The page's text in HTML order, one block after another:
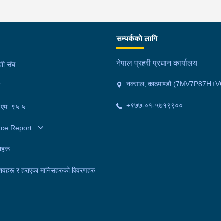
संघ
९५.५
Report
र हराएका मानिसहरुको विवरणहरु
सम्पर्कको लागि
नेपाल प्रहरी प्रधान कार्यालय
नक्साल, काठमाण्डौ
+९७७-०१-५७१९९००